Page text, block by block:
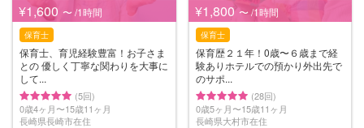
¥1,600 〜 /1時間
保育士
保育士、育児経験豊富！お子さま
との 優しく丁寧な関わりを大事に
して...
(5回)
0歳4ヶ月〜15歳11ヶ月
長崎県長崎市在住
¥1,800 〜 /1時間
保育士
保育歴２１年！0歳〜６歳まで経
験ありホテルでの預かり外出先で
のサポ...
(28回)
0歳5ヶ月〜15歳11ヶ月
長崎県大村市在住